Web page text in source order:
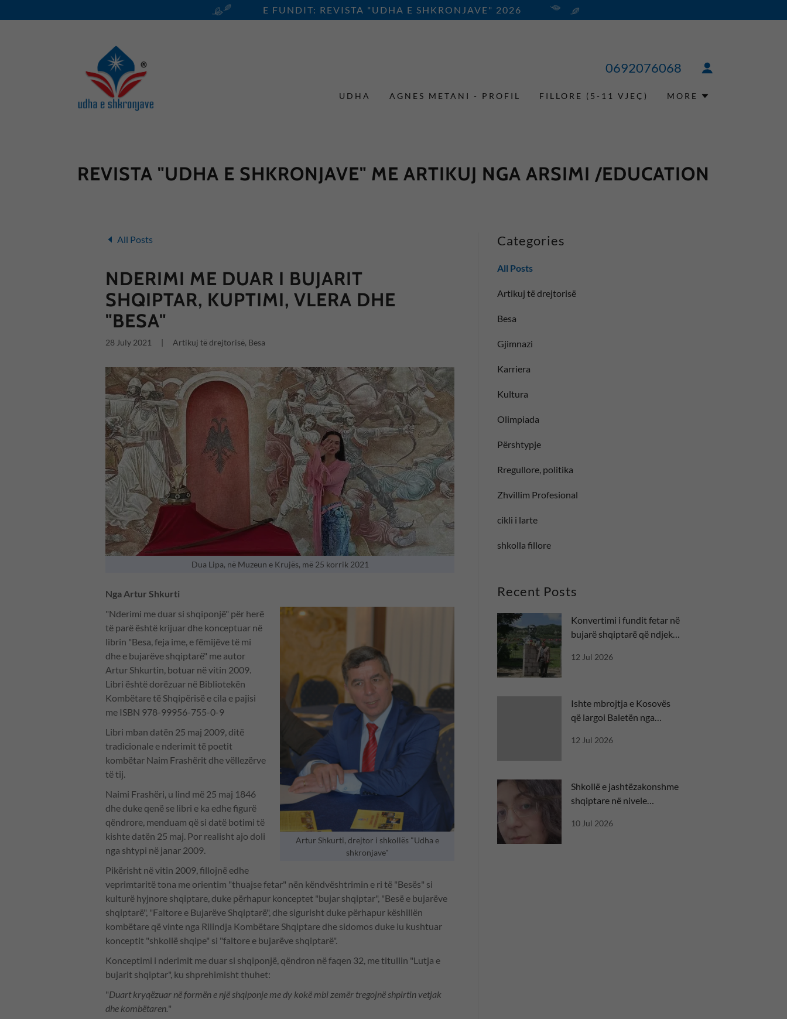
E FUNDIT: REVISTA "UDHA E SHKRONJAVE" 2026
0692076068
UDHA AGNES METANI - PROFIL FILLORE (5-11 VJEÇ) MORE
REVISTA "UDHA E SHKRONJAVE" ME ARTIKUJ NGA ARSIMI /EDUCATION
All Posts
NDERIMI ME DUAR I BUJARIT
SHQIPTAR, KUPTIMI, VLERA DHE
"BESA"
28 July 2021 Artikuj të drejtorisë, Besa
Dua Lipa, në Muzeun e Krujës, më 25 korrik 2021
Nga Artur Shkurti
Artur Shkurti, drejtor i shkollës "Udha e
shkronjave"
"Nderimi me duar si shqiponjë" për herë
të parë është krijuar dhe konceptuar në
librin "Besa, feja ime, e fëmijëve të mi
dhe e bujarëve shqiptarë" me autor
Artur Shkurtin, botuar në vitin 2009.
Libri është dorëzuar në Bibliotekën
Kombëtare të Shqipërisë e cila e pajisi
me ISBN 978-99956-755-0-9
Libri mban datën 25 maj 2009, ditë
tradicionale e nderimit të poetit
kombëtar Naim Frashërit dhe vëllezërve
të tij.
Naimi Frashëri, u lind më 25 maj 1846
dhe duke qenë se libri e ka edhe figurë
qëndrore, menduam që si datë botimi të
kishte datën 25 maj. Por realisht ajo doli
nga shtypi në janar 2009.
Pikërisht në vitin 2009, fillojnë edhe
veprimtaritë tona me orientim "thuajse fetar" nën këndvështrimin e ri të "Besës" si
kulturë hyjnore shqiptare, duke përhapur konceptet "bujar shqiptar", "Besë e bujarëve
shqiptarë", "Faltore e Bujarëve Shqiptarë", dhe sigurisht duke përhapur këshillën
kombëtare që vinte nga Rilindja Kombëtare Shqiptare dhe sidomos duke iu kushtuar
konceptit "shkollë shqipe" si "faltore e bujarëve shqiptarë".
Konceptimi i nderimit me duar si shqiponjë, qëndron në faqen 32, me titullin "Lutja e
bujarit shqiptar", ku shprehimisht thuhet:
"Duart kryqëzuar në formën e një shqiponje me dy kokë mbi zemër tregojnë shpirtin vetjak
dhe kombëtaren. "
Categories
All Posts
Artikuj të drejtorisë
Besa
Gjimnazi
Karriera
Kultura
Olimpiada
Përshtypje
Rregullore, politika
Zhvillim Profesional
cikli i larte
shkolla fillore
Recent Posts
Konvertimi i fundit fetar në
bujarë shqiptarë që ndjekin
12 Jul 2026
Ishte mbrojtja e Kosovës
që largoi Baletën nga
12 Jul 2026
Shkollë e jashtëzakonshme
shqiptare në nivele
10 Jul 2026